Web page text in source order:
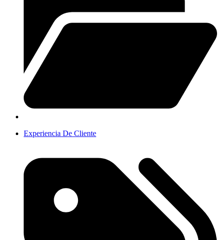
Experiencia De Cliente